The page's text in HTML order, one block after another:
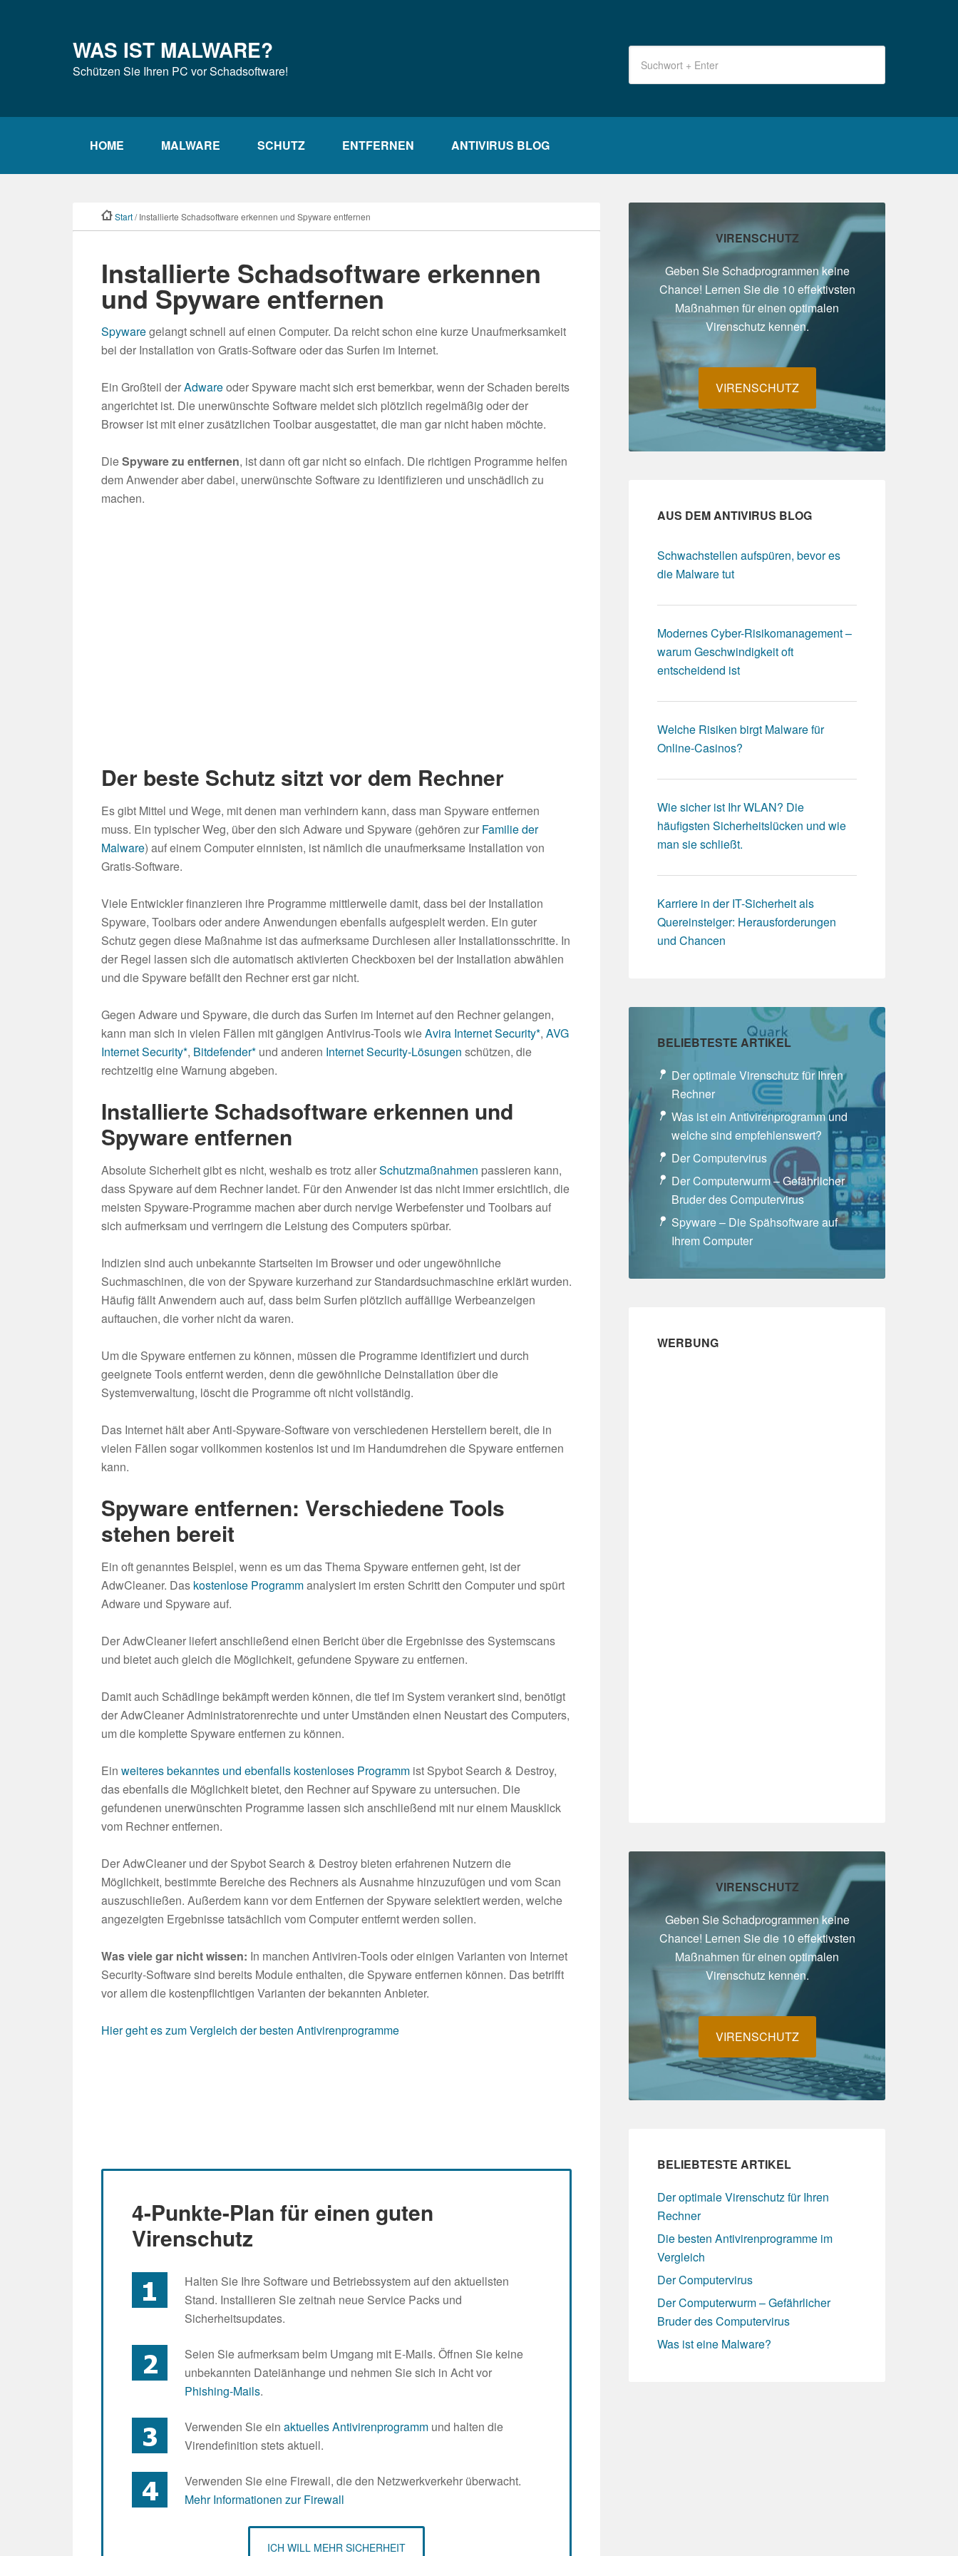
WAS IST MALWARE?
Schützen Sie Ihren PC vor Schadsoftware!
HOME MALWARE SCHUTZ ENTFERNEN ANTIVIRUS BLOG
Start/ Installierte Schadsoftware erkennen und Spyware entfernen
Installierte Schadsoftware erkennen
und Spyware entfernen
Spywaregelangt schnell auf einen Computer. Da reicht schon eine kurze Unaufmerksamkeit
bei der Installation von Gratis-Software oder das Surfen im Internet.
Ein Großteil derAdwareoder Spyware macht sich erst bemerkbar, wenn der Schaden bereits
angerichtet ist. Die unerwünschte Software meldet sich plötzlich regelmäßig oder der
Browser ist mit einer zusätzlichen Toolbar ausgestattet, die man gar nicht haben möchte.
DieSpyware zu entfernen, ist dann oft gar nicht so einfach. Die richtigen Programme helfen
dem Anwender aber dabei, unerwünschte Software zu identifizieren und unschädlich zu
machen.
Der beste Schutz sitzt vor dem Rechner
Es gibt Mittel und Wege, mit denen man verhindern kann, dass man Spyware entfernen
muss. Ein typischer Weg, über den sich Adware und Spyware (gehören zur Familie der
Malware) auf einem Computer einnisten, ist nämlich die unaufmerksame Installation von
Gratis-Software.
Viele Entwickler finanzieren ihre Programme mittlerweile damit, dass bei der Installation
Spyware, Toolbars oder andere Anwendungen ebenfalls aufgespielt werden. Ein guter
Schutz gegen diese Maßnahme ist das aufmerksame Durchlesen aller Installationsschritte. In
der Regel lassen sich die automatisch aktivierten Checkboxen bei der Installation abwählen
und die Spyware befällt den Rechner erst gar nicht.
Gegen Adware und Spyware, die durch das Surfen im Internet auf den Rechner gelangen,
kann man sich in vielen Fällen mit gängigen Antivirus-Tools wieAvira Internet Security*, AVG
Internet Security*, Bitdefender* und anderen Internet Security-Lösungen schützen, die
rechtzeitig eine Warnung abgeben.
Installierte Schadsoftware erkennen und
Spyware entfernen
Absolute Sicherheit gibt es nicht, weshalb es trotz allerSchutzmaßnahmen passieren kann,
dass Spyware auf dem Rechner landet. Für den Anwender ist das nicht immer ersichtlich, die
meisten Spyware-Programme machen aber durch nervige Werbefenster und Toolbars auf
sich aufmerksam und verringern die Leistung des Computers spürbar.
Indizien sind auch unbekannte Startseiten im Browser und oder ungewöhnliche
Suchmaschinen, die von der Spyware kurzerhand zur Standardsuchmaschine erklärt wurden.
Häufig fällt Anwendern auch auf, dass beim Surfen plötzlich auffällige Werbeanzeigen
auftauchen, die vorher nicht da waren.
Um die Spyware entfernen zu können, müssen die Programme identifiziert und durch
geeignete Tools entfernt werden, denn die gewöhnliche Deinstallation über die
Systemverwaltung, löscht die Programme oft nicht vollständig.
Das Internet hält aber Anti-Spyware-Software von verschiedenen Herstellern bereit, die in
vielen Fällen sogar vollkommen kostenlos ist und im Handumdrehen die Spyware entfernen
kann.
Spyware entfernen: Verschiedene Tools
stehen bereit
Ein oft genanntes Beispiel, wenn es um das Thema Spyware entfernen geht, ist der
AdwCleaner. Das kostenlose Programmanalysiert im ersten Schritt den Computer und spürt
Adware und Spyware auf.
Der AdwCleaner liefert anschließend einen Bericht über die Ergebnisse des Systemscans
und bietet auch gleich die Möglichkeit, gefundene Spyware zu entfernen.
Damit auch Schädlinge bekämpft werden können, die tief im System verankert sind, benötigt
der AdwCleaner Administratorenrechte und unter Umständen einen Neustart des Computers,
um die komplette Spyware entfernen zu können.
Ein weiteres bekanntes und ebenfalls kostenloses Programm ist Spybot Search & Destroy,
das ebenfalls die Möglichkeit bietet, den Rechner auf Spyware zu untersuchen. Die
gefundenen unerwünschten Programme lassen sich anschließend mit nur einem Mausklick
vom Rechner entfernen.
Der AdwCleaner und der Spybot Search & Destroy bieten erfahrenen Nutzern die
Möglichkeit, bestimmte Bereiche des Rechners als Ausnahme hinzuzufügen und vom Scan
auszuschließen. Außerdem kann vor dem Entfernen der Spyware selektiert werden, welche
angezeigten Ergebnisse tatsächlich vom Computer entfernt werden sollen.
Was viele gar nicht wissen: In manchen Antiviren-Tools oder einigen Varianten von Internet
Security-Software sind bereits Module enthalten, die Spyware entfernen können. Das betrifft
vor allem die kostenpflichtigen Varianten der bekannten Anbieter.
Hier geht es zum Vergleich der besten Antivirenprogramme
4-Punkte-Plan für einen guten
Virenschutz
Halten Sie Ihre Software und Betriebssystem auf den aktuellsten
Stand. Installieren Sie zeitnah neue Service Packs und
Sicherheitsupdates.
Seien Sie aufmerksam beim Umgang mit E-Mails. Öffnen Sie keine
unbekannten Dateiänhange und nehmen Sie sich in Acht vor
Phishing-Mails.
Verwenden Sie ein aktuelles Antivirenprogramm und halten die
Virendefinition stets aktuell.
Verwenden Sie eine Firewall, die den Netzwerkverkehr überwacht.
Mehr Informationen zur Firewall
ICH WILL MEHR SICHERHEIT
Seitenspalte
VIRENSCHUTZ
Geben Sie Schadprogrammen keine
Chance! Lernen Sie die 10 effektivsten
Maßnahmen für einen optimalen
Virenschutz kennen.
VIRENSCHUTZ
AUS DEM ANTIVIRUS BLOG
Schwachstellen aufspüren, bevor es
die Malware tut
Modernes Cyber-Risikomanagement –
warum Geschwindigkeit oft
entscheidend ist
Welche Risiken birgt Malware für
Online-Casinos?
Wie sicher ist Ihr WLAN? Die
häufigsten Sicherheitslücken und wie
man sie schließt.
Karriere in der IT-Sicherheit als
Quereinsteiger: Herausforderungen
und Chancen
BELIEBTESTE ARTIKEL
Der optimale Virenschutz für Ihren
Rechner
Was ist ein Antivirenprogramm und
welche sind empfehlenswert?
Der Computervirus
Der Computerwurm – Gefährlicher
Bruder des Computervirus
Spyware – Die Spähsoftware auf
Ihrem Computer
WERBUNG
VIRENSCHUTZ
Geben Sie Schadprogrammen keine
Chance! Lernen Sie die 10 effektivsten
Maßnahmen für einen optimalen
Virenschutz kennen.
VIRENSCHUTZ
BELIEBTESTE ARTIKEL
Der optimale Virenschutz für Ihren
Rechner
Die besten Antivirenprogramme im
Vergleich
Der Computervirus
Der Computerwurm – Gefährlicher
Bruder des Computervirus
Was ist eine Malware?